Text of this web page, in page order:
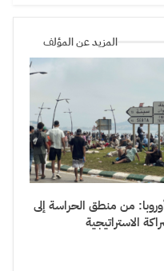
المزيد عن المؤلف
من منطق الحراسة إلى
الاستراتيجية